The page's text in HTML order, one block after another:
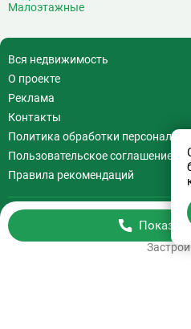
Малоэтажные
Вся недвижимость
О проекте
Реклама
Контакты
Политика обработки
Пользовательское соглашение
Правила рекомендаций
Бесплатная консультация